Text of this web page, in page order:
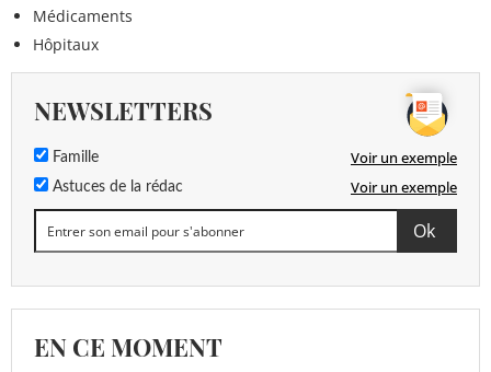
Médicaments
Hôpitaux
NEWSLETTERS
Famille Voir un exemple
Astuces de la rédac Voir un exemple
EN CE MOMENT